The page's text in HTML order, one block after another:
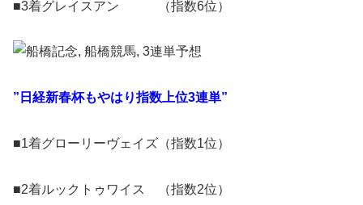
■3着グレイスアン （指数6位）
”日経新春杯もやはり指数上位3連単”
■1着グローリーヴェイズ（指数1位）
■2着ルックトゥワイス （指数2位）